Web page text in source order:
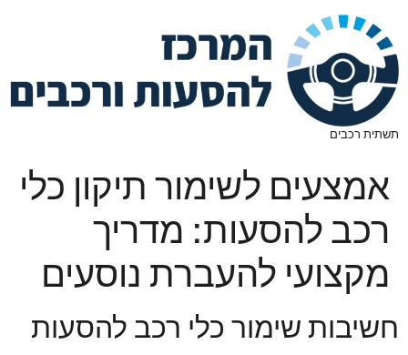
תשתית רכבים
אמצעים לשימור תיקון כלי
רכב להסעות: מדריך
מקצועי להעברת נוסעים
חשיבות שימור כלי רכב להסעות